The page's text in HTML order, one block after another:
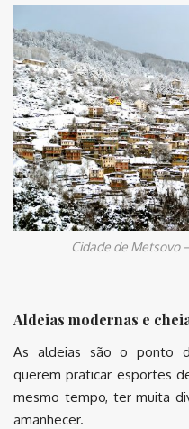
Cidade de Metsovo
Aldeias modernas e
As aldeias são o ponto
querem praticar esportes
mesmo tempo, ter muita
amanhecer.